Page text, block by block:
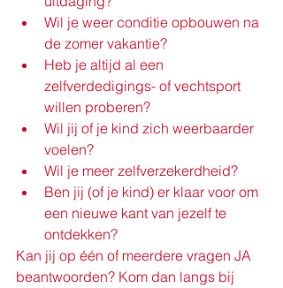
Wil je weer conditie opbouwen na
de zomer vakantie?
Heb je altijd al een
zelfverdedigings- of vechtsport
willen proberen?
Wil jij of je kind zich weerbaarder
voelen?
Wil je meer zelfverzekerdheid?
Ben jij (of je kind) er klaar voor om
een nieuwe kant van jezelf te
ontdekken?
Kan jij op één of meerdere vragen JA
beantwoorden? Kom dan langs bij